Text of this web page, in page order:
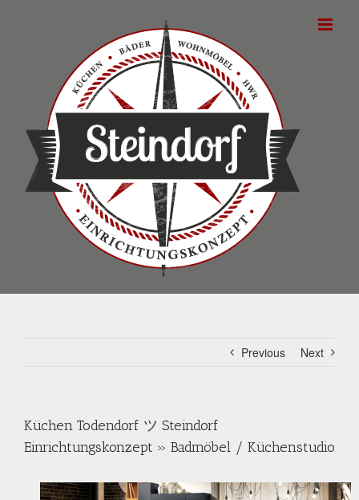
Previous Next
Küchen Todendorf ツ Steindorf
Einrichtungskonzept » Badmöbel / Küchenstudio